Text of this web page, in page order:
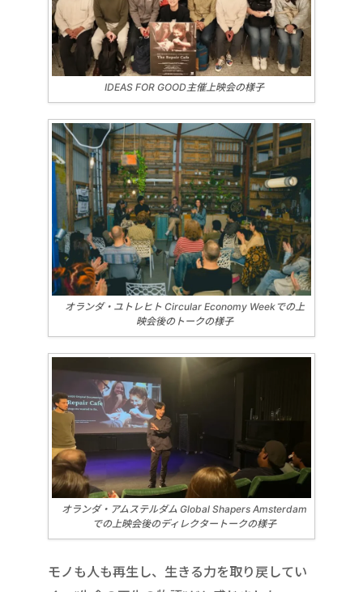
IDEAS FOR GOOD主催上映会の様子
オランダ・ユトレヒト Circular Economy Weekでの上
映会後のトークの様子
オランダ・アムステルダム Global Shapers Amsterdam
での上映会後のディレクタートークの様子
モノも人も再生し、生きる力を取り戻してい